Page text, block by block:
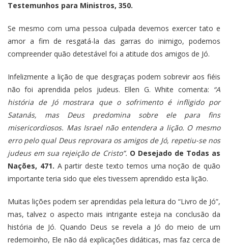
Testemunhos para Ministros, 350.
Se mesmo com uma pessoa culpada devemos exercer tato e
amor a fim de resgatá-la das garras do inimigo, podemos
compreender quão detestável foi a atitude dos amigos de Jó.
Infelizmente a lição de que desgraças podem sobrevir aos fiéis
não foi aprendida pelos judeus. Ellen G. White comenta: “A
história de Jó mostrara que o sofrimento é infligido por
Satanás, mas Deus predomina sobre ele para fins
misericordiosos. Mas Israel não entendera a lição. O mesmo
erro pelo qual Deus reprovara os amigos de Jó, repetiu-se nos
judeus em sua rejeição de Cristo”. O Desejado de Todas as
Nações, 471. A partir deste texto temos uma noção de quão
importante teria sido que eles tivessem aprendido esta lição.
Muitas lições podem ser aprendidas pela leitura do “Livro de Jó”,
mas, talvez o aspecto mais intrigante esteja na conclusão da
história de Jó. Quando Deus se revela a Jó do meio de um
redemoinho, Ele não dá explicações didáticas, mas faz cerca de